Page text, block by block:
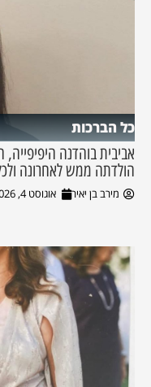
כל הברכות
אביבית בוהדנה
הולדתה ממש לאחרונה
מירב בן יאיר אוגוסט 4, 2026